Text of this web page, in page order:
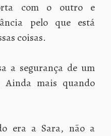
com o outro e
pelo que está
coisas.
a segurança de um
Ainda mais quando
era a Sara, não a